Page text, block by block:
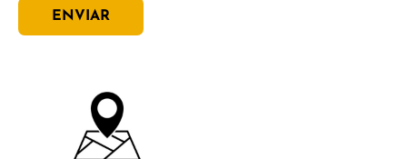
ENVIAR